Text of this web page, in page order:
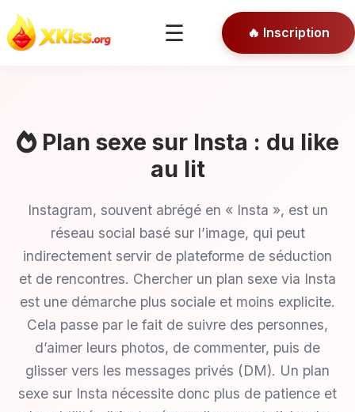
☰
🎯 Conseils
🔒 Connexion
🔥 Inscription
Plan sexe sur Insta : du like
au lit
Instagram, souvent abrégé en « Insta », est un
réseau social basé sur l’image, qui peut
indirectement servir de plateforme de séduction
et de rencontres. Chercher un plan sexe via Insta
est une démarche plus sociale et moins explicite.
Cela passe par le fait de suivre des personnes,
d’aimer leurs photos, de commenter, puis de
glisser vers les messages privés (DM). Un plan
sexe sur Insta nécessite donc plus de patience et